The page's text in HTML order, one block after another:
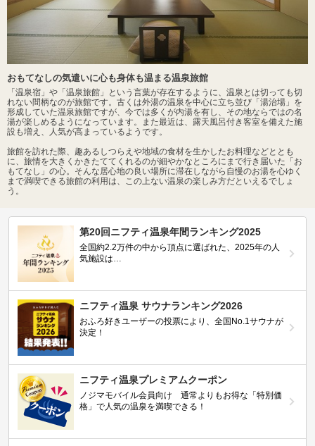
おもてなしの気遣いに心も身体も温まる温泉旅館
「温泉宿」や「温泉旅館」という言葉が存在するように、温泉とは切っても切
れない間柄なのが旅館です。古くは外湯の温泉を中心に立ち並び「湯治場」を
形成していた温泉旅館ですが、今では多くが内湯を有し、その地ならではの名
湯が楽しめるようになっています。また最近は、露天風呂付き客室を備えた施
設も増え、人気が高まっているようです。
旅館を訪れた際、趣あるしつらえや地域の食材を生かしたお料理などととも
に、旅情を大きくかきたててくれるのが細やかなところにまで行き届いた「お
もてなし」の心。そんな居心地の良い場所に滞在しながら自慢のお湯を心ゆく
まで満喫できる旅館の利用は、この上ない温泉の楽しみ方だといえるでしょ
う。
第20回ニフティ温泉年間ランキング2025
全国約2.2万件の中から頂点に選ばれた、2025年の人
気施設は…
ニフティ温泉 サウナランキング2026
おふろ好きユーザーの投票により、全国No.1サウナが
決定！
ニフティ温泉プレミアムクーポン
ノジマモバイル会員向け 通常よりもお得な「特別価
格」で人気の温泉を満喫できる！